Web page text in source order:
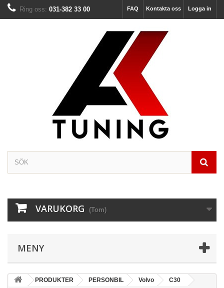
Logga in
Kontakta oss
FAQ
Ring oss: 031-382 33 00
VARUKORG (Tom)
MENY
PRODUKTER PERSONBIL Volvo
C30